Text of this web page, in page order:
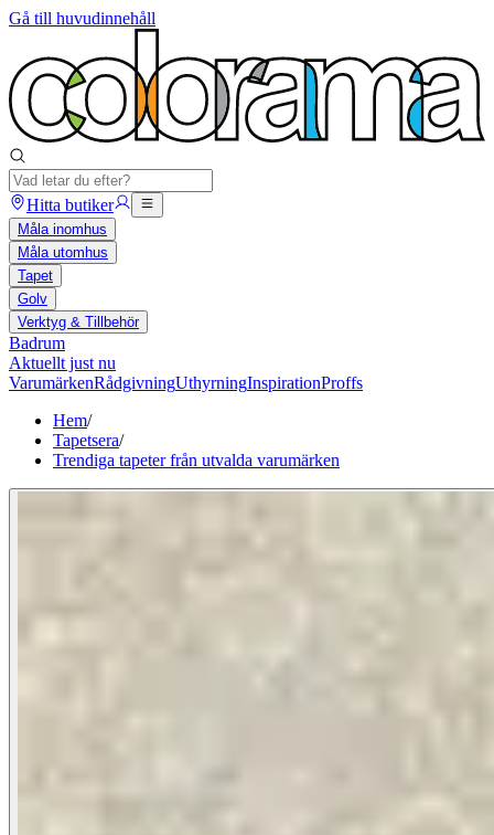
Gå till huvudinnehåll
Hitta butiker
Måla inomhus
Måla utomhus
Tapet
Golv
Verktyg & Tillbehör
Badrum
Aktuellt just nu
VarumärkenRådgivningUthyrningInspirationProffs
Hem/
Tapetsera/
Trendiga tapeter från utvalda varumärken